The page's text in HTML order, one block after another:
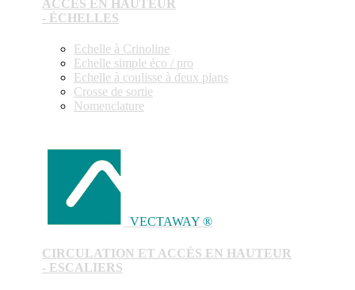
ACCÈS EN HAUTEUR
- ÉCHELLES
Echelle à Crinoline
Echelle simple éco / pro
Echelle à coulisse à deux plans
Crosse de sortie
Nomenclature
VECTAWAY ®
CIRCULATION ET ACCÈS EN HAUTEUR
- ESCALIERS